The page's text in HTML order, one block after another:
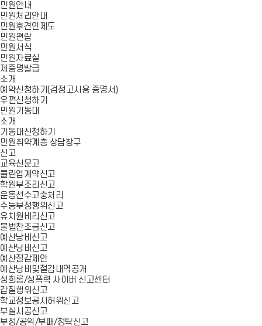
민원안내
민원처리안내
민원후견인제도
민원편람
민원서식
민원자료실
제증명발급
소개
예약신청하기(검정고시용 증명서)
우편신청하기
민원기동대
소개
기동대신청하기
민원취약계층 상담창구
신고
교육신문고
클린업계약신고
학원부조리신고
운동선수고충처리
수능부정행위신고
유치원비리신고
불법찬조금신고
예산낭비신고
예산낭비신고
예산절감제안
예산낭비및절감내역공개
성희롱/성폭력 사이버 신고센터
갑질행위신고
학교정보공시허위신고
부실시공신고
부정/공익/부패/청탁신고